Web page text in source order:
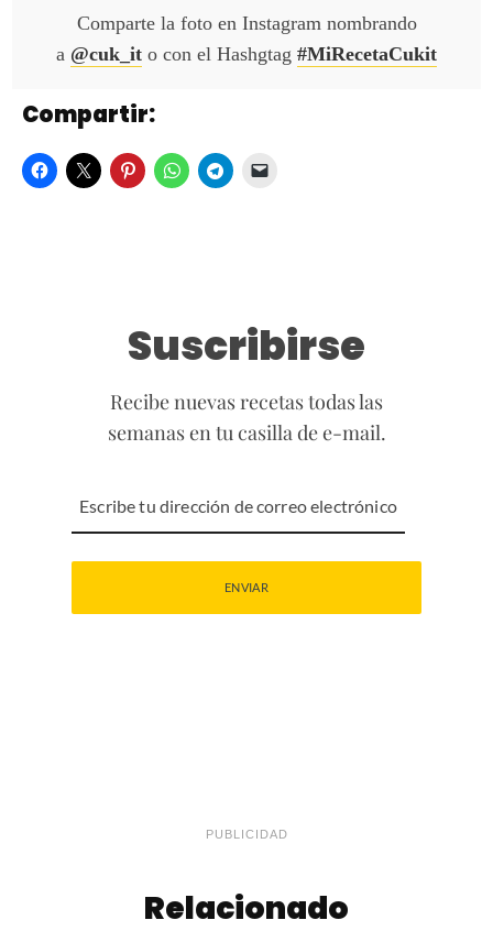
Comparte la foto en Instagram nombrando
a @cuk_it o con el Hashgtag #MiRecetaCukit
Compartir:
Suscribirse
Recibe nuevas recetas todas las
semanas en tu casilla de e-mail.
PUBLICIDAD
Relacionado